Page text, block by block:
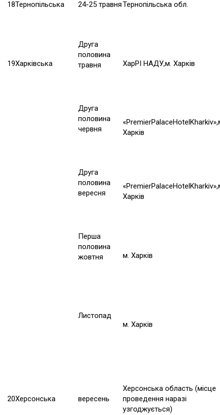
18Тернопільська 24-25 травняТернопільська обл.
19Харківська
Друга
половина
травня
ХарРІ НАДУ,м. Харків
Друга
половина
червня
Харків
Друга
половина
вересня
Харків
Перша
половина
жовтня
м. Харків
Листопад
м. Харків
20Херсонська вересень
Херсонська область (місце
проведення наразі
узгоджується)